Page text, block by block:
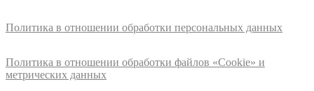
Политика в отношении обработки персональных данных
Политика в отношении обработки файлов «Cookie» и
метрических данных